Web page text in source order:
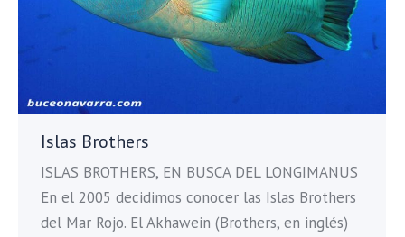
Islas Brothers
ISLAS BROTHERS, EN BUSCA DEL LONGIMANUS
En el 2005 decidimos conocer las Islas Brothers
del Mar Rojo. El Akhawein (Brothers, en inglés)